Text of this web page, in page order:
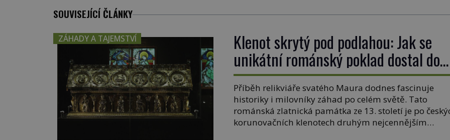
SOUVISEJÍCÍ ČLÁNKY
ZÁHADY A TAJEMSTVÍ Klenot skrytý pod podlahou: Jak se
unikátní románský poklad dostal do
zapadlého Bečova?
Příběh relikviáře svatého Maura dodnes fascinuje
historiky i milovníky záhad po celém světě. Tato
románská zlatnická památka ze 13. století je po
korunovačních klenotech druhým nejcennějším